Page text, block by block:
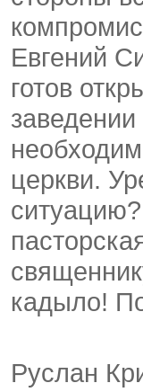
Евгений
готов
церкви.
кадыло!
Руслан